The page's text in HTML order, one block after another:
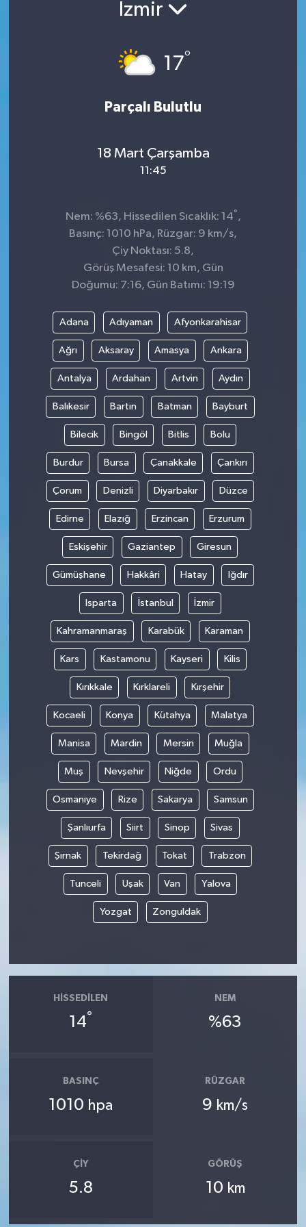
İzmir
17°
Parçalı Bulutlu
18 Mart Çarşamba
11:45
Nem: %63, Hissedilen Sıcaklık: 14° ,
Basınç: 1010 hPa, Rüzgar: 9 km/s,
Çiy Noktası: 5.8,
Görüş Mesafesi: 10 km, Gün
Doğumu: 7:16, Gün Batımı: 19:19
Adana Adıyaman Afyonkarahisar
Ağrı Aksaray Amasya Ankara
Antalya Ardahan Artvin Aydın
Balıkesir Bartın Batman Bayburt
Bilecik Bingöl Bitlis Bolu
Burdur Bursa Çanakkale Çankırı
Çorum Denizli Diyarbakır Düzce
Edirne Elazığ Erzincan Erzurum
Eskişehir Gaziantep Giresun
Gümüşhane Hakkâri Hatay Iğdır
Isparta İstanbul İzmir
Kahramanmaraş Karabük Karaman
Kars Kastamonu Kayseri Kilis
Kırıkkale Kırklareli Kırşehir
Kocaeli Konya Kütahya Malatya
Manisa Mardin Mersin Muğla
Muş Nevşehir Niğde Ordu
Osmaniye Rize Sakarya Samsun
Şanlıurfa Siirt Sinop Sivas
Şırnak Tekirdağ Tokat Trabzon
Tunceli Uşak Van Yalova
Yozgat Zonguldak
HISSEDILEN
14°
NEM
%63
BASINÇ
1010 hpa
RÜZGAR
9 km/s
ÇIY
5.8
GÖRÜŞ
10 km